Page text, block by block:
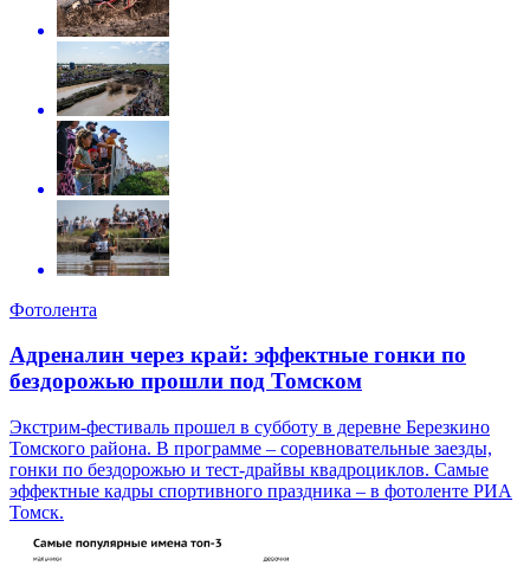
Фотолента
Адреналин через край: эффектные гонки по
бездорожью прошли под Томском
Экстрим-фестиваль прошел в субботу в деревне Березкино
Томского района. В программе – соревновательные заезды,
гонки по бездорожью и тест-драйвы квадроциклов. Самые
эффектные кадры спортивного праздника – в фотоленте РИА
Томск.